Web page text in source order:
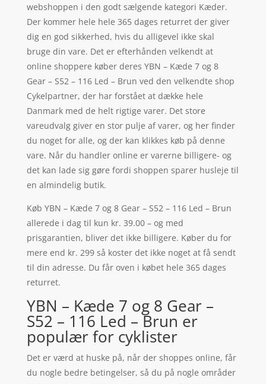
webshoppen i den godt sælgende kategori Kæder.
Der kommer hele hele 365 dages returret der giver
dig en god sikkerhed, hvis du alligevel ikke skal
bruge din vare. Det er efterhånden velkendt at
online shoppere køber deres YBN – Kæde 7 og 8
Gear – S52 – 116 Led – Brun ved den velkendte shop
Cykelpartner, der har forstået at dække hele
Danmark med de helt rigtige varer. Det store
vareudvalg giver en stor pulje af varer, og her finder
du noget for alle, og der kan klikkes køb på denne
vare. Når du handler online er varerne billigere- og
det kan lade sig gøre fordi shoppen sparer husleje til
en almindelig butik.
Køb YBN – Kæde 7 og 8 Gear – S52 – 116 Led – Brun
allerede i dag til kun kr. 39.00 – og med
prisgarantien, bliver det ikke billigere. Køber du for
mere end kr. 299 så koster det ikke noget at få sendt
til din adresse. Du får oven i købet hele 365 dages
returret.
YBN – Kæde 7 og 8 Gear –
S52 – 116 Led – Brun er
populær for cyklister
Det er værd at huske på, når der shoppes online, får
du nogle bedre betingelser, så du på nogle områder